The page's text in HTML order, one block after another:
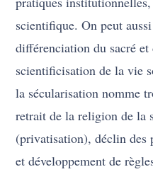
scientifique. On peut
différenciation du sacré
scientificisation de la vie
la sécularisation nomme
retrait de la religion de la
(privatisation), déclin des
et développement de